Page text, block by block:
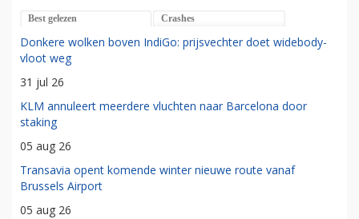
Best gelezen Crashes
Donkere wolken boven IndiGo: prijsvechter doet widebody-
vloot weg
31 jul 26
KLM annuleert meerdere vluchten naar Barcelona door
staking
05 aug 26
Transavia opent komende winter nieuwe route vanaf
Brussels Airport
05 aug 26